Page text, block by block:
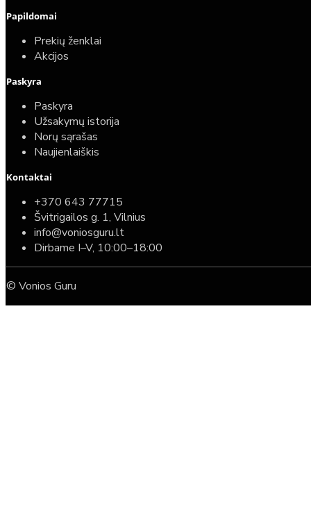
Papildomai
Prekių ženklai
Akcijos
Paskyra
Paskyra
Užsakymų istorija
Norų sąrašas
Naujienlaiškis
Kontaktai
+370 643 77715
Švitrigailos g. 1, Vilnius
info@voniosguru.lt
Dirbame I–V, 10:00–18:00
© Vonios Guru